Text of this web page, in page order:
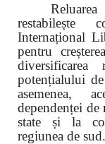
restabilește
Internațional
pentru
potențialului
asemenea,
dependenței de
state și la
regiunea de sud.